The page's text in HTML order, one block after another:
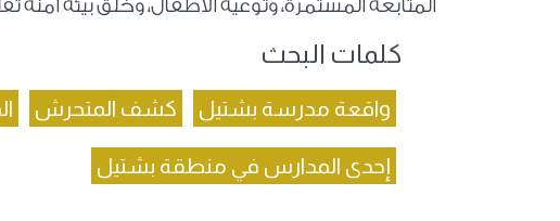
المتابعة المستمرة، وتوعية الأطفال، وخلق بيئة
كلمات البحث
واقعة مدرسة بشتيل كشف المتحرش
إحدى المدارس في منطقة بشتيل